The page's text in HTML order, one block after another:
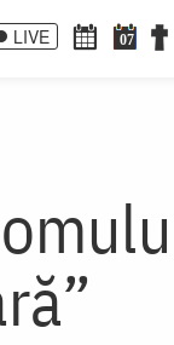
LIVE 07